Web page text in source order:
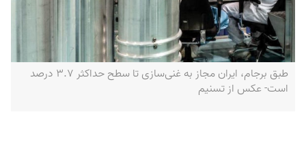
طبق برجام، ایران مجاز به غنی‌سازی تا سطح حداکثر ۳.۷ درصد
است- عکس از تسنیم